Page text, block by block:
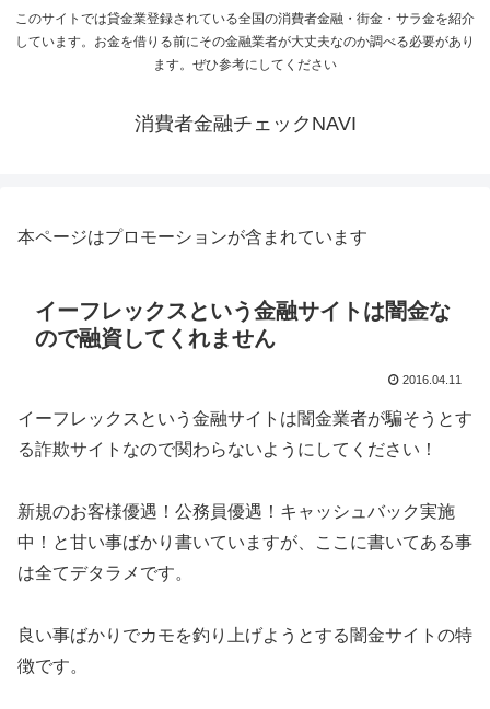
このサイトでは貸金業登録されている全国の消費者金融・街金・サラ金を紹介
しています。お金を借りる前にその金融業者が大丈夫なのか調べる必要があり
ます。ぜひ参考にしてください
消費者金融チェックNAVI
本ページはプロモーションが含まれています
イーフレックスという金融サイトは闇金な
ので融資してくれません
2016.04.11
イーフレックスという金融サイトは闇金業者が騙そうとす
る詐欺サイトなので関わらないようにしてください！
新規のお客様優遇！公務員優遇！キャッシュバック実施
中！と甘い事ばかり書いていますが、ここに書いてある事
は全てデタラメです。
良い事ばかりでカモを釣り上げようとする闇金サイトの特
徴です。